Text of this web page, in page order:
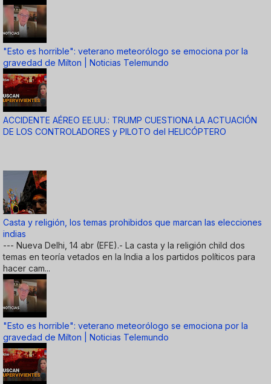
"Esto es horrible": veterano meteorólogo se emociona por la
gravedad de Milton | Noticias Telemundo
ACCIDENTE AÉREO EE.UU.: TRUMP CUESTIONA LA ACTUACIÓN
DE LOS CONTROLADORES y PILOTO del HELICÓPTERO
Casta y religión, los temas prohibidos que marcan las elecciones
indias
--- Nueva Delhi, 14 abr (EFE).- La casta y la religión child dos
temas en teoría vetados en la India a los partidos políticos para
hacer cam...
"Esto es horrible": veterano meteorólogo se emociona por la
gravedad de Milton | Noticias Telemundo